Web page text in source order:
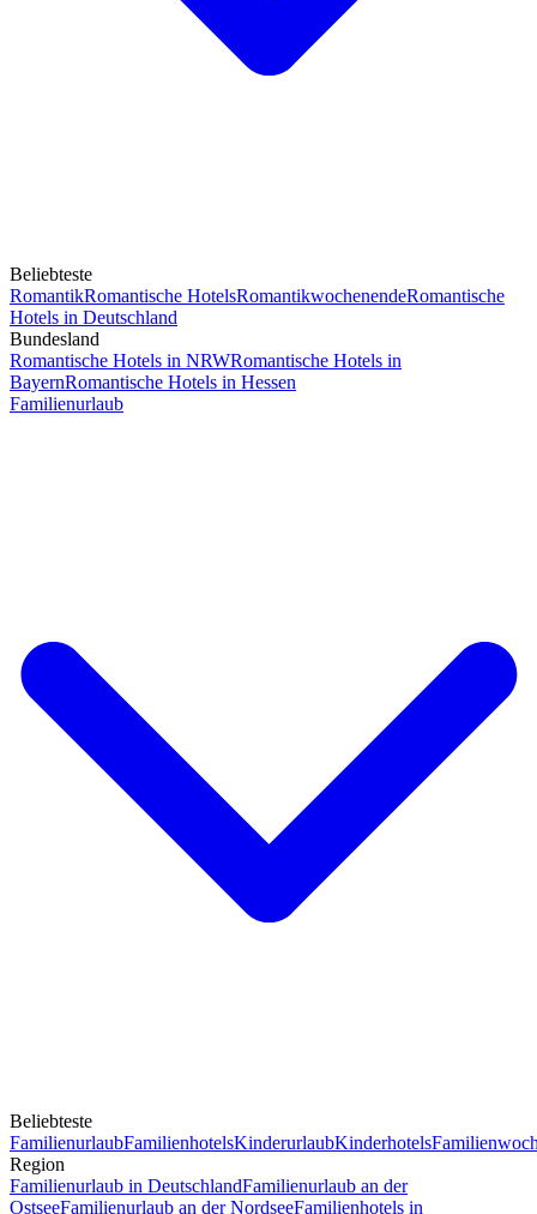
Beliebteste
RomantikRomantische HotelsRomantikwochenendeRomantische
Hotels in Deutschland
Bundesland
Romantische Hotels in NRWRomantische Hotels in
BayernRomantische Hotels in Hessen
Familienurlaub
Beliebteste
FamilienurlaubFamilienhotelsKinderurlaubKinderhotels
Region
Familienurlaub in DeutschlandFamilienurlaub an der
OstseeFamilienurlaub an der NordseeFamilienhotels in